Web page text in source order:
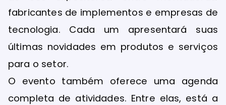
fabricantes de implementos e empresas de
tecnologia. Cada um apresentará suas
últimas novidades em produtos e serviços
para o setor.
O evento também oferece uma agenda
completa de atividades. Entre elas, está a